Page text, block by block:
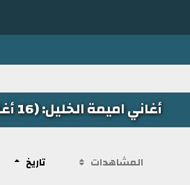
أغاني اميمة الخليل: (16 أغنية)
المشاهدات تاريخ